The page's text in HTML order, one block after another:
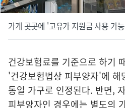
가게 곳곳에 '고유가 지원금 사용 가
건강보험료를 기준으로 하기
'건강보험법상 피부양자'에 해
동일 가구로 인정된다. 반면,
피부양자인 경우에는 별도의